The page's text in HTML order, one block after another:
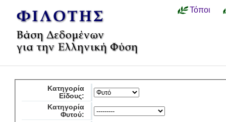
Τόποι
Κατηγορία
Είδους:
Κατηγορία
Φυτού: